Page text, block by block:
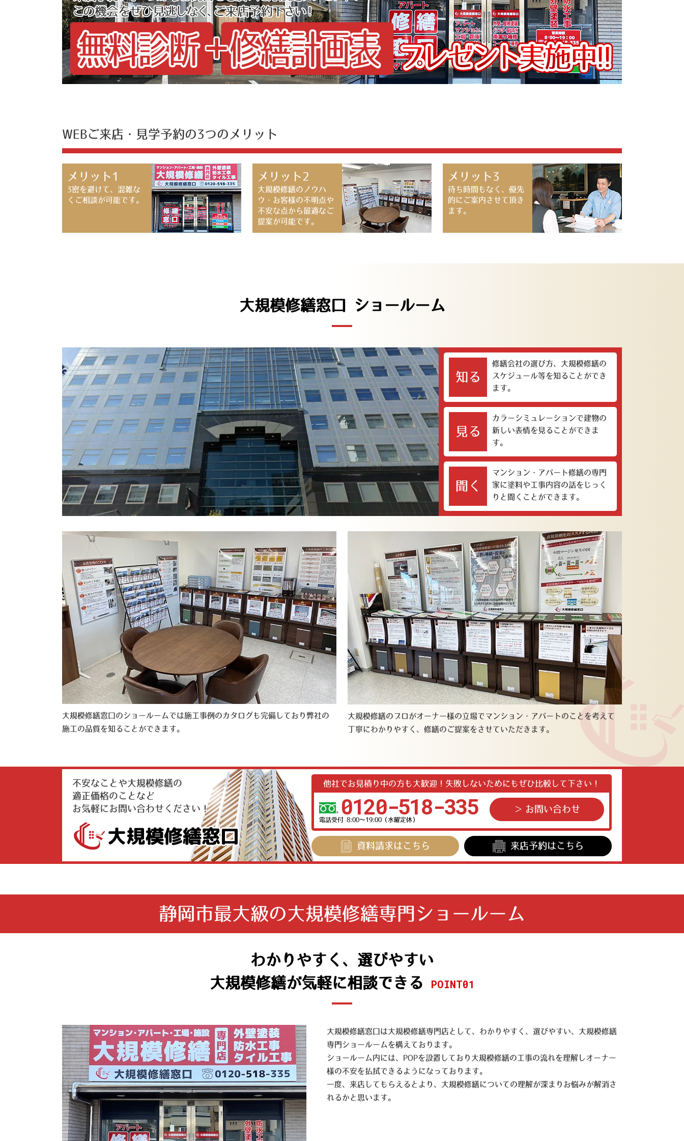
WEBご来店・見学予約の3つのメリット
メリット1
3密を避けて、混雑な
くご相談が可能です。
メリット2
大規模修繕のノウハ
ウ・お客様の不明点や
不安な点から最適なご
提案が可能です。
メリット3
待ち時間もなく、優先
的にご案内させて頂き
ます。
大規模修繕窓口 ショールーム
知る
修繕会社の選び方、大規模修繕の
スケジュール等を知ることができ
ます。
見る
カラーシミュレーションで建物の
新しい表情を見ることができま
す。
聞く
マンション・アパート修繕の専門
家に塗料や工事内容の話をじっく
りと聞くことができます。
大規模修繕窓口のショールームでは施工事例のカタログも完備しており弊社の
施工の品質を知ることができます。
大規模修繕のプロがオーナー様の立場でマンション・アパートのことを考えて
丁寧にわかりやすく、修繕のご提案をさせていただきます。
不安なことや大規模修繕の
適正価格のことなど
お気軽にお問い合わせください！
他社でお見積り中の方も大歓迎！ 失敗しないためにもぜひ比較して下さい！
0120-518-335
電話受付 8:00〜19:00（水曜定休）
お問い合わせ
資料請求はこちら 来店予約はこちら
静岡市最大級の大規模修繕専門ショールーム
わかりやすく、選びやすい
大規模修繕が気軽に相談できる
POINT01
大規模修繕窓口は大規模修繕専門店として、わかりやすく、選びやすい、大規模修繕
専門ショールームを構えております。
ショールーム内には、POPを設置しており大規模修繕の工事の流れを理解しオーナー
様の不安を払拭できるようになっております。
一度、来店してもらえるとより、大規模修繕についての理解が深まりお悩みが解消さ
れるかと思います。